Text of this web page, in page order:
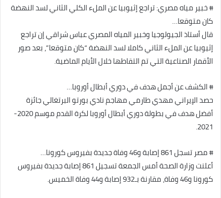
# خبير مياه مصري: تراجع إثيوبيا عن الملء الكلي الثاني لسد النهضة
كان متوقعا…
قال أستاذ الجيولوجيا وخبير المياه المصري عباس شراقي إن تراجع
إثيوبيا عن الملء الثاني كاملا لسد النهضة “كان متوقعا”، بعد صور
الأقمار الصناعية التي تم التقاطها خلال الأيام الماضية.
# الكشف عن أجمل هدف في دوري أبطال أوروبا…
حصد الإيراني مهدي طارمي مهاجم نادي بورتو البرتغالي جائزة
أفضل هدف في بطولة دوري أبطال أوروبا لكرة القدم موسم 2020-
2021.
# مصر تسجل 861 إصابة و46 وفاة جديدة بفيروس كورونا…
أعلنت وزارة الصحة أمس الجمعة تسجيل 861 إصابة جديدة بفيروس
كورونا و46 وفاة، مقارنة بـ932 إصابة و44 وفاة الخميس.